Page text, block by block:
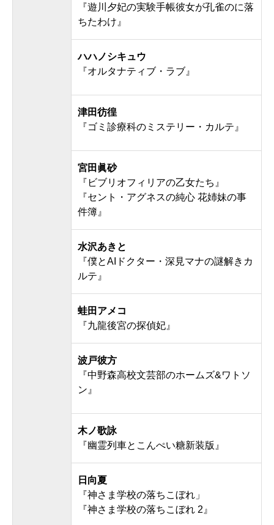
『遊川夕妃の実験手帳彼女が孔雀のに落
ちたわけ』
ハハノシキュウ
『オルタナティブ・ラブ』
津田彷徨
『ゴミ診療科のミステリー・カルテ』
宮田眞砂
『ビブリオフィリアの乙女たち』
『セント・アグネスの純心 花姉妹の事
件簿』
水沢あきと
『僕とAIドクター・深見マナの謎解きカ
ルテ』
蛙田アメコ
『九龍後宮の探偵妃』
波戸彼方
『中野森高校文芸部のホームズ&ワトソ
ン』
木ノ歌詠
『幽霊列車とこんぺい糖新装版』
日向夏
『神さま学校の落ちこぼれ」
『神さま学校の落ちこぼれ 2』